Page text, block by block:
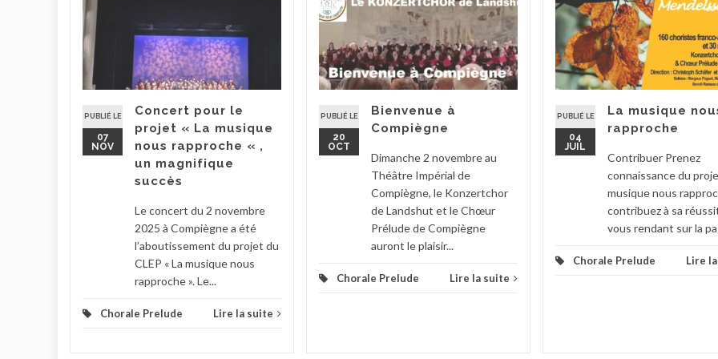
PUBLIÉ LE
07
NOV
Concert pour le
projet « La musique
nous rapproche « ,
un magnifique
succès
Le concert du 2 novembre
2025 à Compiègne a été
l’aboutissement du projet du
CLEP « La musique nous
rapproche ». Le...
Chorale Prelude Lire la suite
PUBLIÉ LE
20
OCT
Bienvenue à
Compiègne
Dimanche 2 novembre au
Théâtre Impérial de
Compiègne, le Konzertchor
de Landshut et le Chœur
Prélude de Compiègne
auront le plaisir...
Chorale Prelude Lire la suite
PUBLIÉ LE
04
JUIL
La musique
rapproche
Contribuer Prenez
connaissance du
musique nous
contribuez à sa
vous rendant sur la
Chorale Prelude Lire